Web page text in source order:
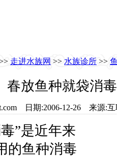
走进水族网 >> 水族诊所 >>
春放鱼种就袋消
日期:2006-12-26 来
”是近年来
的鱼种消毒